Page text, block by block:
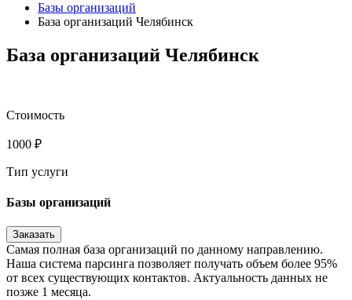
Базы организаций
База организаций Челябинск
База организаций Челябинск
Стоимость
1000 ₽
Тип услуги
Базы организаций
Заказать
Самая полная база организаций по данному направлению.
Наша система парсинга позволяет получать объем более 95%
от всех существующих контактов. Актуальность данных не
позже 1 месяца.